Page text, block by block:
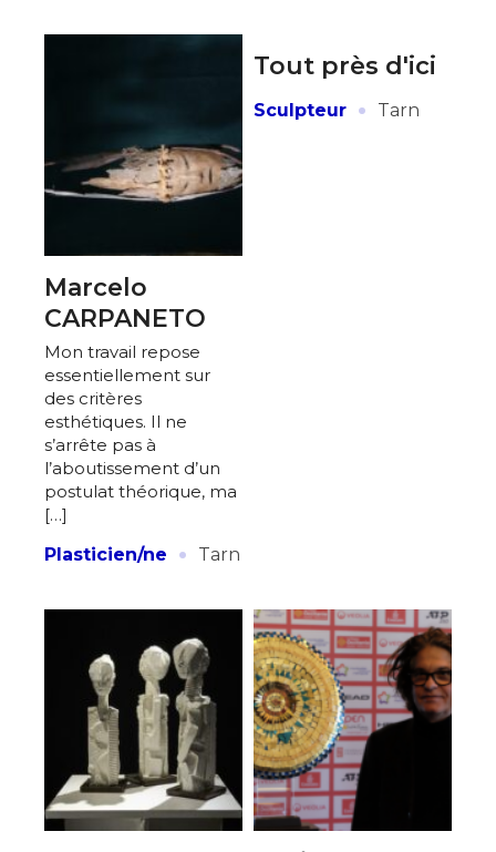
J'accepte les
* Champ obligatoire
Adresse email*
Prénom
Statut / Organisation
J'accepte les termes et conditions
* Champ obligatoire
Marcelo
CARPANETO
Mon travail repose
essentiellement sur
des critères
esthétiques. Il ne
s’arrête pas à
l’aboutissement d’un
postulat théorique, ma
[…]
Plasticien/ne
· Tarn
Tout près d'ici
Sculpteur · Tarn